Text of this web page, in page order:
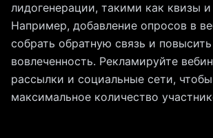
лидогенерации, такими как квизы
Например, добавление опросов в
собрать обратную связь и повысить
вовлеченность. Рекламируйте
рассылки и социальные сети,
максимальное количество